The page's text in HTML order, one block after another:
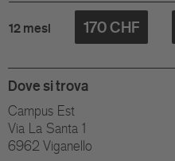
12 mesi 170 CHF
Dove si trova
Campus Est
Via La Santa 1
6962 Viganello